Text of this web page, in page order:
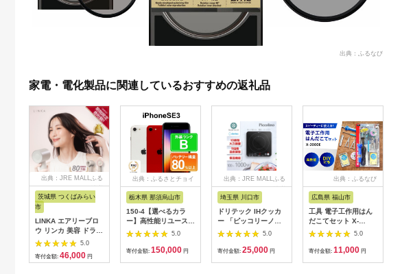
出典：ふるなび
家電・電化製品に関連しているおすすめの返礼品
出典：JRE MALLふる
さと納税
茨城県 つくばみらい
市
LINKA エアリーブロ
ウ リンカ 美容 ドライ
ヤー ヘアケア 髪 エス
テ ギフト ラッピング
贈呈品 プレゼント 母
5.0
寄付金額: 46,000 円
出典：ふるさとチョイ
ス
栃木県 那須烏山市
150-4【選べるカラ
ー】高性能リユース
スマホ Apple
iPhoneSE 3 128GB
SIMロック解除済 本
5.0
寄付金額: 150,000 円
出典：JRE MALLふる
さと納税
埼玉県 川口市
ドリテック IHクッカ
ー 「ピッコリーノ」
ブラック DI-
217BK【1642626】
5.0
寄付金額: 25,000 円
出典：ふるなび
広島県 福山市
工具 電子工作用はん
だこてセット X-
2000E[BAEG004]工
5.0
寄付金額: 11,000 円